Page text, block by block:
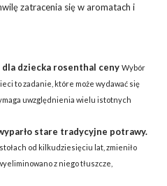
zatracenia się w aromatach i
dziecka rosenthal ceny Wybór
to zadanie, które może wydawać się
uwzględnienia wielu istotnych
stare tradycyjne potrawy.
od kilkudziesięciu lat, zmieniło
z niego tłuszcze,